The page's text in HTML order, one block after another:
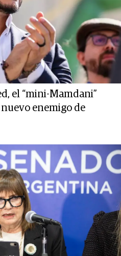
el “mini-Mamdani”
enemigo de